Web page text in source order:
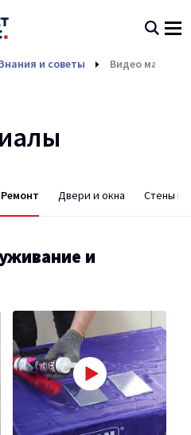
и советы Видео
Двери и окна Стены и
и